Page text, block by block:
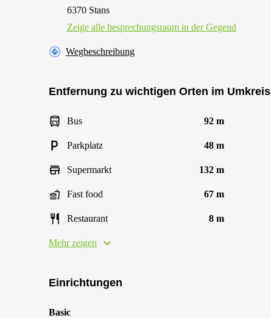
6370 Stans
Zeige alle besprechungsraum in der Gegend
Wegbeschreibung
Entfernung zu wichtigen Orten im Umkreis
Bus 92 m
Parkplatz 48 m
Supermarkt 132 m
Fast food 67 m
Restaurant 8 m
Mehr zeigen
Einrichtungen
Basic